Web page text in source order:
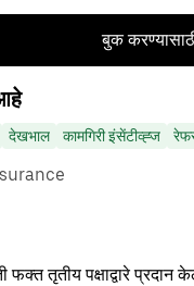
बुक
देखभाल कामगिरी इंसेंटीव्ह्ज
फक्त तृतीय पक्षाद्वारे प्रदान